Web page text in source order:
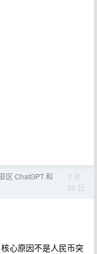
区 ChatGPT 和
7 月
25 日
心原因不是人民币突